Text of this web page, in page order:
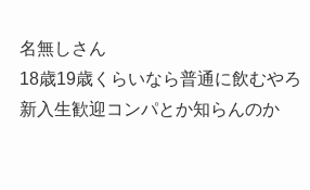
名無しさん
18歳19歳くらいなら普通に飲むやろ
新入生歓迎コンパとか知らんのか